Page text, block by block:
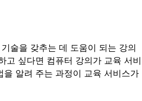
술을 갖추는 데 도움이 되는 강의
고 싶다면 컴퓨터 강의가 교육 서비
알려 주는 과정이 교육 서비스가